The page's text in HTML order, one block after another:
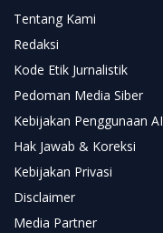
Tentang Kami
Redaksi
Kode Etik Jurnalistik
Pedoman Media Siber
Kebijakan Penggunaan AI
Hak Jawab & Koreksi
Kebijakan Privasi
Disclaimer
Media Partner